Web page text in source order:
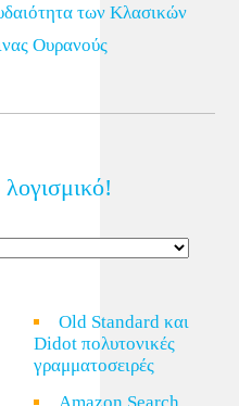
των Κλασικών
Ουρανούς
Old Standard και
Didot πολυτονικές
γραμματοσειρές